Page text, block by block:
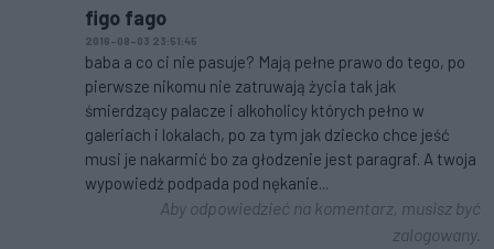
figo fago
2016-08-03 23:51:45
baba a co ci nie pasuje? Mają pełne prawo do tego, po
pierwsze nikomu nie zatruwają życia tak jak
śmierdzący palacze i alkoholicy których pełno w
galeriach i lokalach, po za tym jak dziecko chce jeść
musi je nakarmić bo za głodzenie jest paragraf. A twoja
wypowiedź podpada pod nękanie...
Aby odpowiedzieć na komentarz, musisz być
zalogowany.